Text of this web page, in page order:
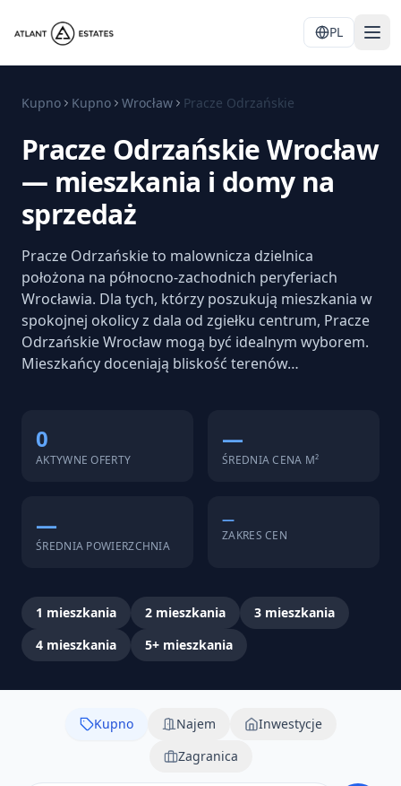
PL
Kupno Kupno Wrocław Pracze Odrzańskie
Pracze Odrzańskie Wrocław
— mieszkania i domy na
sprzedaż
Pracze Odrzańskie to malownicza dzielnica
położona na północno-zachodnich peryferiach
Wrocławia. Dla tych, którzy poszukują mieszkania w
spokojnej okolicy z dala od zgiełku centrum, Pracze
Odrzańskie Wrocław mogą być idealnym wyborem.
Mieszkańcy doceniają bliskość terenów…
0
AKTYWNE OFERTY
—
ŚREDNIA CENA M²
—
ŚREDNIA POWIERZCHNIA
—
ZAKRES CEN
1 mieszkania 2 mieszkania 3 mieszkania
4 mieszkania 5+ mieszkania
Kupno Najem
Inwestycje
Zagranica